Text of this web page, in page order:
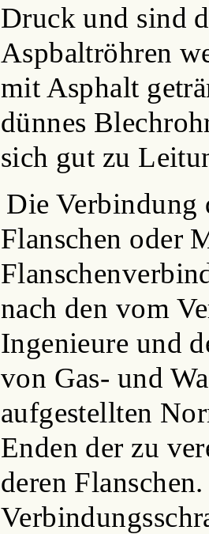
Druck und sind
Aspbaltröhren
mit Asphalt
dünnes
sich gut zu
Die Verbindung
Flanschen oder
nach den vom
Ingenieure und
von Gas- und
aufgestellten
Enden der zu
deren